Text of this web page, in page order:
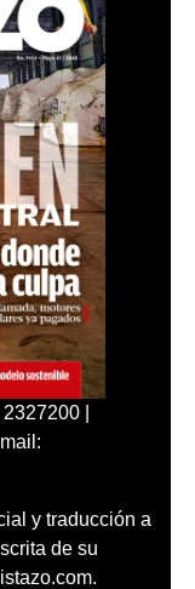
|
y traducción a
de su